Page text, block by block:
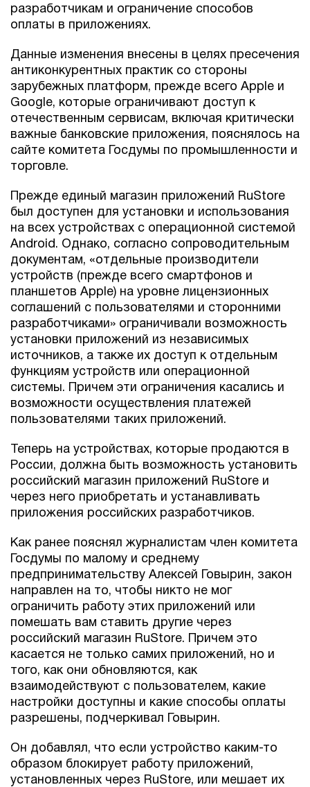
разработчикам и ограничение способов
оплаты в приложениях.
Данные изменения внесены в целях пресечения
антиконкурентных практик со стороны
зарубежных платформ, прежде всего Apple и
Google, которые ограничивают доступ к
отечественным сервисам, включая критически
важные банковские приложения, пояснялось на
сайте комитета Госдумы по промышленности и
торговле.
Прежде единый магазин приложений RuStore
был доступен для установки и использования
на всех устройствах с операционной системой
Android. Однако, согласно сопроводительным
документам, «отдельные производители
устройств (прежде всего смартфонов и
планшетов Apple) на уровне лицензионных
соглашений с пользователями и сторонними
разработчиками» ограничивали возможность
установки приложений из независимых
источников, а также их доступ к отдельным
функциям устройств или операционной
системы. Причем эти ограничения касались и
возможности осуществления платежей
пользователями таких приложений.
Теперь на устройствах, которые продаются в
России, должна быть возможность установить
российский магазин приложений RuStore и
через него приобретать и устанавливать
приложения российских разработчиков.
Как ранее пояснял журналистам член комитета
Госдумы по малому и среднему
предпринимательству Алексей Говырин, закон
направлен на то, чтобы никто не мог
ограничить работу этих приложений или
помешать вам ставить другие через
российский магазин RuStore. Причем это
касается не только самих приложений, но и
того, как они обновляются, как
взаимодействуют с пользователем, какие
настройки доступны и какие способы оплаты
разрешены, подчеркивал Говырин.
Он добавлял, что если устройство каким-то
образом блокирует работу приложений,
установленных через RuStore, или мешает их